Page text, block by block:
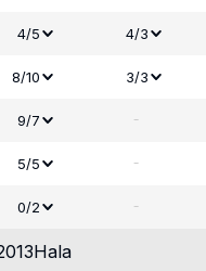
4/5 4/3
8/10 3/3
9/7 -
5/5 -
0/2 -
Hala